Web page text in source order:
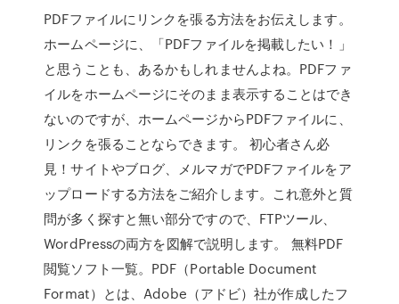
PDFファイルにリンクを張る方法をお伝えします。
ホームページに、「PDFファイルを掲載したい！」
と思うことも、あるかもしれませんよね。PDFファ
イルをホームページにそのまま表示することはでき
ないのですが、ホームページからPDFファイルに、
リンクを張ることならできます。 初心者さん必
見！サイトやブログ、メルマガでPDFファイルをア
ップロードする方法をご紹介します。これ意外と質
問が多く探すと無い部分ですので、FTPツール、
WordPressの両方を図解で説明します。 無料PDF
閲覧ソフト一覧。PDF（Portable Document
Format）とは、Adobe（アドビ）社が作成したフ